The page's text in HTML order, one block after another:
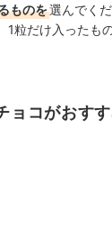
ものを選んでく
粒だけ入ったも
ョコがおす